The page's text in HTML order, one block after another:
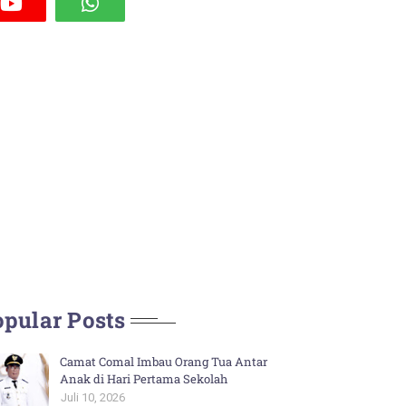
Posts
Camat Comal Imbau Orang Tua Antar
Anak di Hari Pertama Sekolah
Juli 10, 2026